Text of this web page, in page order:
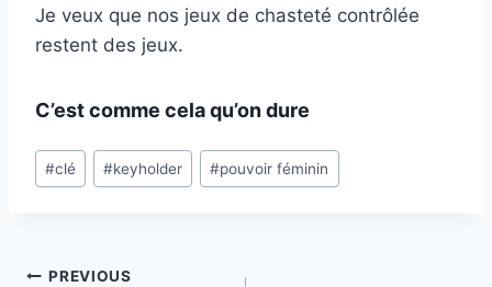
Je veux que nos jeux de chasteté contrôlée
restent des jeux.
C’est comme cela qu’on dure
Post
Tags:
#clé #keyholder #pouvoir féminin
PostPREVIOUS